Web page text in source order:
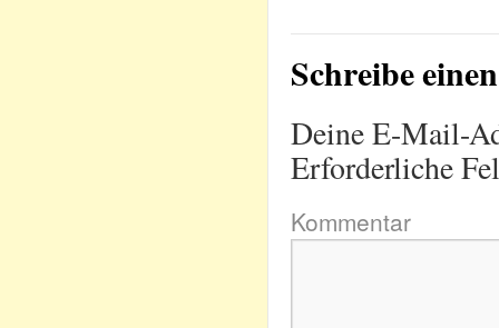
Schreibe
Deine E-Mail-
Erforderliche
Kommentar